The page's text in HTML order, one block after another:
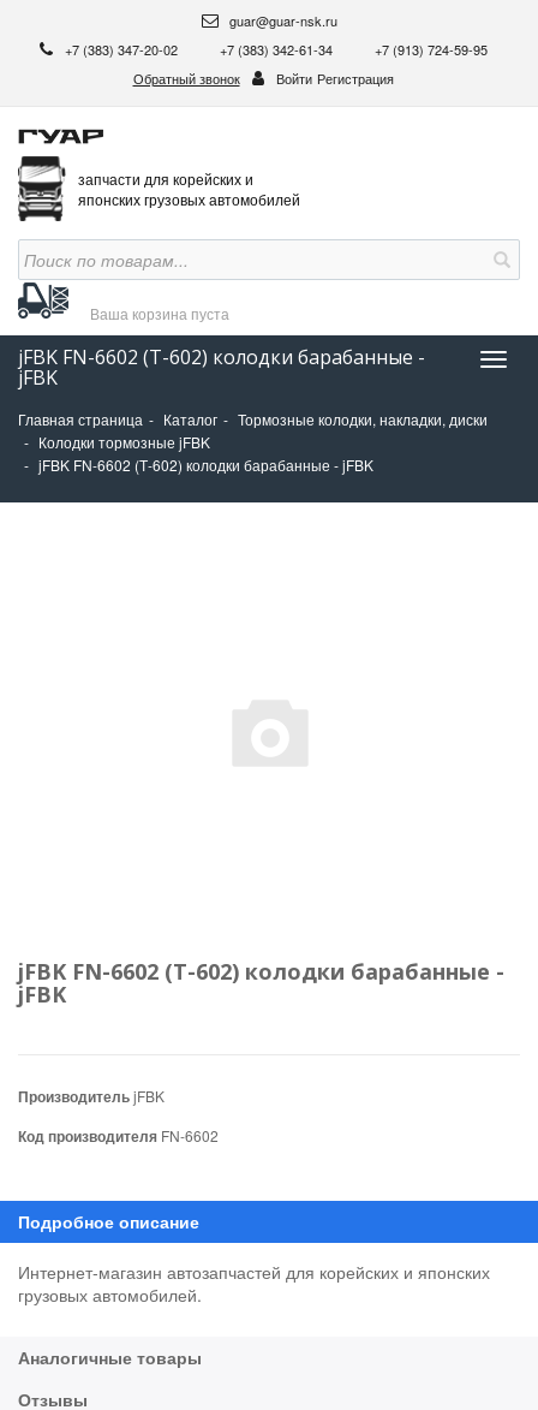
guar@guar-nsk.ru
+7 (383) 347-20-02
+7 (383) 342-61-34
+7 (913) 724-59-95
Обратный звонок
Войти Регистрация
запчасти для корейских и
японских грузовых автомобилей
Ваша корзина пуста
jFBK FN-6602 (Т-602) колодки барабанные -
jFBK
Главная страница Каталог
Тормозные колодки, накладки, диски
Колодки тормозные jFBK
jFBK FN-6602 (Т-602) колодки барабанные - jFBK
jFBK FN-6602 (Т-602) колодки барабанные -
jFBK
ПроизводительjFBK
Код производителя FN-6602
Интернет-магазин автозапчастей для корейских и японских
грузовых автомобилей.